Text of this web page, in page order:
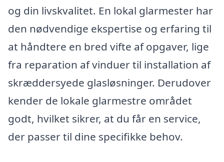
og din livskvalitet. En lokal glarmester har
den nødvendige ekspertise og erfaring til
at håndtere en bred vifte af opgaver, lige
fra reparation af vinduer til installation af
skræddersyede glasløsninger. Derudover
kender de lokale glarmestre området
godt, hvilket sikrer, at du får en service,
der passer til dine specifikke behov.